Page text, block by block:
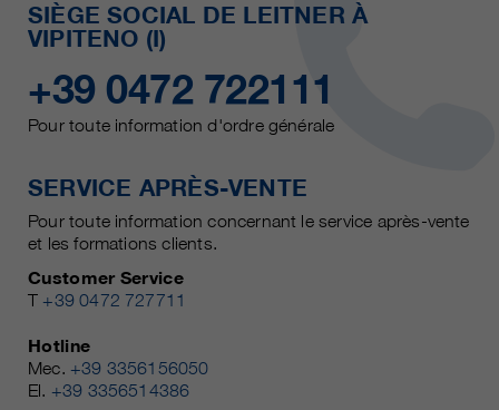
SIÈGE SOCIAL DE LEITNER À
VIPITENO (I)
+39 0472 722111
Pour toute information d'ordre générale
SERVICE APRÈS-VENTE
Pour toute information concernant le service après-vente
et les formations clients.
Customer Service
T +39 0472 727711
Hotline
Mec. +39 3356156050
El. +39 3356514386